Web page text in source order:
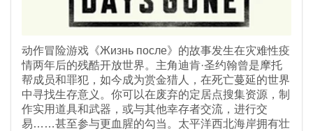
动作冒险游戏《Жизнь после》的故事发生在灾难性疫
情两年后的残酷开放世界。主角迪肯·圣约翰曾是摩托
帮成员和罪犯，如今成为赏金猎人，在死亡蔓延的世界
中寻找生存意义。你可以在废弃的定居点搜集资源，制
作实用道具和武器，或与其他幸存者交流，进行交
易……甚至参与更血腥的勾当。太平洋西北海岸拥有壮